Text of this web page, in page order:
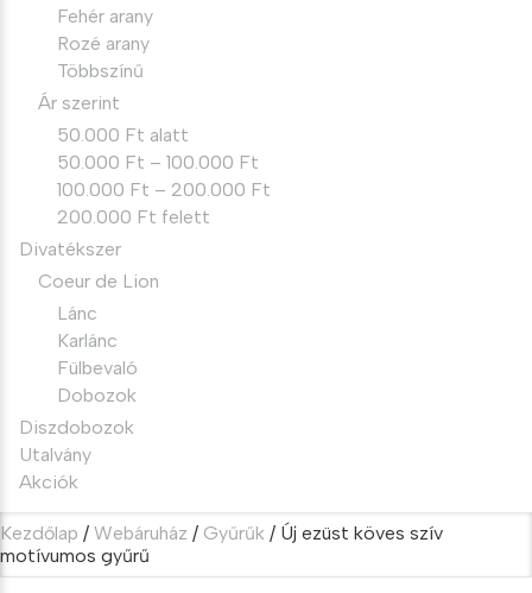
Fehér arany
Rozé arany
Többszínű
Ár szerint
50.000 Ft alatt
50.000 Ft – 100.000 Ft
100.000 Ft – 200.000 Ft
200.000 Ft felett
Divatékszer
Coeur de Lion
Lánc
Karlánc
Fülbevaló
Dobozok
Diszdobozok
Utalvány
Akciók
Kezdőlap / Webáruház / Gyűrűk / Új ezüst köves szív
motívumos gyűrű